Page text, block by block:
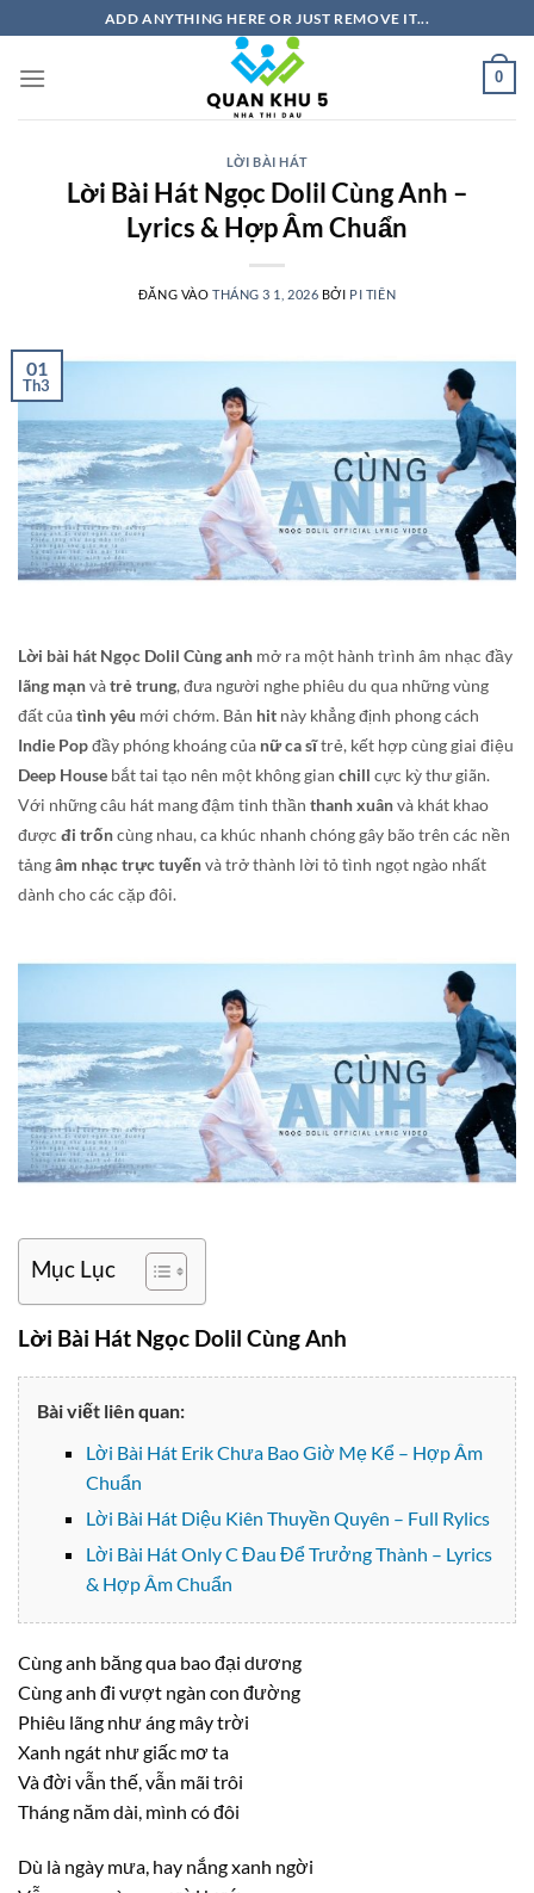
qua
nội
ADD ANYTHING HERE OR JUST REMOVE IT...
0
LỜI BÀI HÁT
Lời Bài Hát Ngọc Dolil Cùng Anh –
Lyrics & Hợp Âm Chuẩn
ĐĂNG VÀO THÁNG 3 1, 2026 BỞI PI TIÊN
01
Th3
Lời bài hát Ngọc Dolil Cùng anh mở ra một hành trình âm nhạc đầy
lãng mạnvàtrẻ trung, đưa người nghe phiêu du qua những vùng
đất củatình yêu mới chớm. Bản hit này khẳng định phong cách
Indie Popđầy phóng khoáng của nữ ca sĩtrẻ, kết hợp cùng giai điệu
Deep House bắt tai tạo nên một không gian chill cực kỳ thư giãn.
Với những câu hát mang đậm tinh thần thanh xuânvà khát khao
được đi trốncùng nhau, ca khúc nhanh chóng gây bão trên các nền
tảngâm nhạc trực tuyếnvà trở thành lời tỏ tình ngọt ngào nhất
dành cho các cặp đôi.
Mục Lục
Lời Bài Hát Ngọc Dolil Cùng Anh
Bài viết liên quan:
Lời Bài Hát Erik Chưa Bao Giờ Mẹ Kể – Hợp Âm
Chuẩn
Lời Bài Hát Diệu Kiên Thuyền Quyên – Full Rylics
Lời Bài Hát Only C Đau Để Trưởng Thành – Lyrics
& Hợp Âm Chuẩn
Cùng anh băng qua bao đại dương
Cùng anh đi vượt ngàn con đường
Phiêu lãng như áng mây trời
Xanh ngát như giấc mơ ta
Và đời vẫn thế, vẫn mãi trôi
Tháng năm dài, mình có đôi
Dù là ngày mưa, hay nắng xanh ngời